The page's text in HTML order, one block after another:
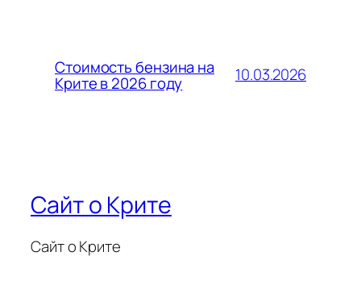
Стоимость бензина на
Крите в 2026 году 10.03.2026
Сайт о Крите
Сайт о Крите